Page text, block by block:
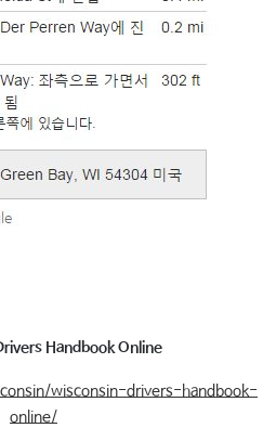
Handbook Online
wisconsin-drivers-handbook-
online/